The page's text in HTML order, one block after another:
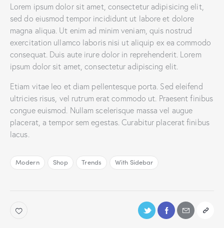
Lorem ipsum dolor sit amet, consectetur adipisicing elit,
sed do eiusmod tempor incididunt ut labore et dolore
magna aliqua. Ut enim ad minim veniam, quis nostrud
exercitation ullamco laboris nisi ut aliquip ex ea commodo
consequat. Duis aute irure dolor in reprehenderit. Lorem
ipsum dolor sit amet, consectetur adipiscing elit.
Etiam vitae leo et diam pellentesque porta. Sed eleifend
ultricies risus, vel rutrum erat commodo ut. Praesent finibus
congue euismod. Nullam scelerisque massa vel augue
placerat, a tempor sem egestas. Curabitur placerat finibus
lacus.
Modern Shop Trends With Sidebar